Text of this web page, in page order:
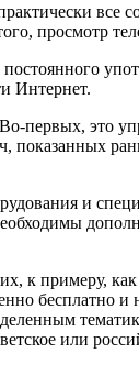
все
просмотр
Интернет.
первых, это
и
к примеру,
бесплатно
или